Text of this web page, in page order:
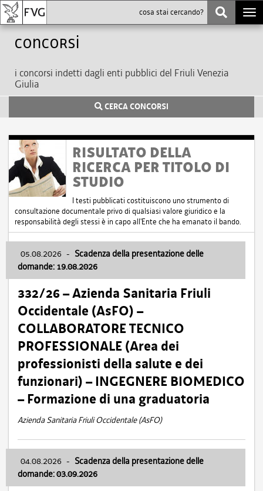
Concorsi
i concorsi indetti dagli enti pubblici del Friuli Venezia
Giulia
CERCA CONCORSI
RISULTATO DELLA
RICERCA PER TITOLO DI
STUDIO
I testi pubblicati costituiscono uno strumento di
consultazione documentale privo di qualsiasi valore giuridico e la
responsabilità degli stessi è in capo all'Ente che ha emanato il bando.
05.08.2026 - Scadenza della presentazione delle
domande: 19.08.2026
332/26 – Azienda Sanitaria Friuli
Occidentale (AsFO) –
COLLABORATORE TECNICO
PROFESSIONALE (Area dei
professionisti della salute e dei
funzionari) – INGEGNERE BIOMEDICO
– Formazione di una graduatoria
Azienda Sanitaria Friuli Occidentale (AsFO)
04.08.2026 - Scadenza della presentazione delle
domande: 03.09.2026